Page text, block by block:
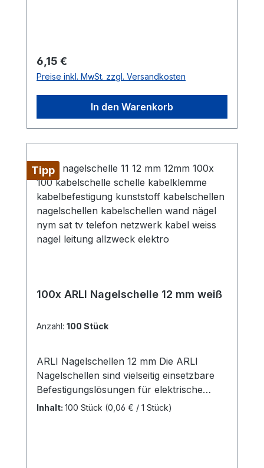
Rückseite- Farbe: schwarz
Regulärer Preis:
6,15 €
Preise inkl. MwSt. zzgl. Versandkosten
In den Warenkorb
Tipp
100x ARLI Nagelschelle 12 mm weiß
Anzahl: 100 Stück
ARLI Nagelschellen 12 mm Die ARLI
Nagelschellen sind vielseitig einsetzbare
Befestigungslösungen für elektrische
Leitungen und Kabel mit einem
Inhalt: 100 Stück (0,06 € / 1 Stück)